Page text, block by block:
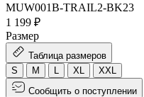
MUW001B-TRAIL2-BK23
1 199 ₽
Размер
Таблица размеров
S
M XL
XXL
Сообщить о поступлении